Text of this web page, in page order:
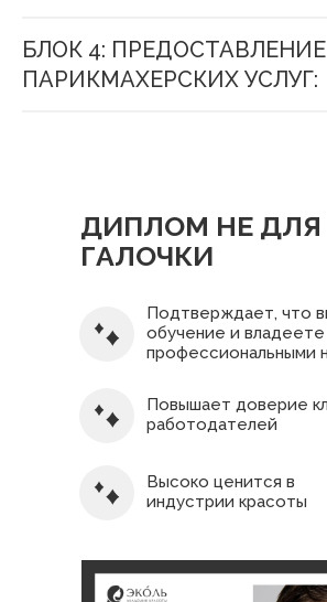
БЛОК 4: ПРЕДОСТАВЛЕНИЕ
ПАРИКМАХЕРСКИХ УСЛУГ:
ДИПЛОМ НЕ ДЛЯ
ГАЛОЧКИ
Повышает доверие
работодателей
Подтверждает, что
обучение и владеете
профессиональными
Высоко ценится в
индустрии красоты